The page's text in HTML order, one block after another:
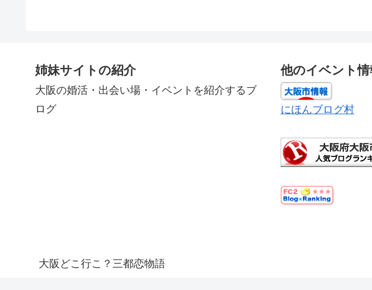
姉妹サイトの紹介
大阪の婚活・出会い場・イベントを紹介するブ
ログ
他のイベント
にほんブログ村
大阪どこ行こ？三都恋物語